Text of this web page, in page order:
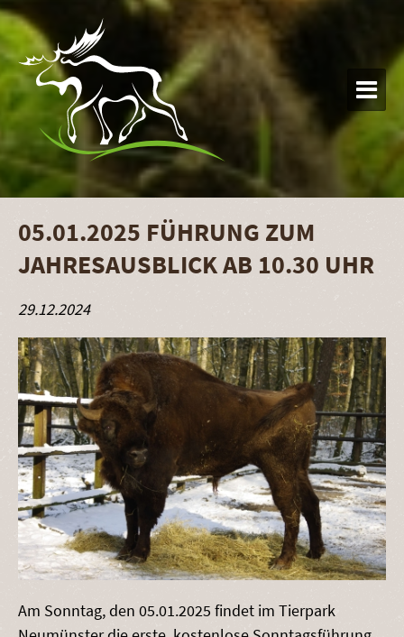

05.01.2025 FÜHRUNG ZUM
JAHRESAUSBLICK AB 10.30 UHR
29.12.2024
Am Sonntag, den 05.01.2025 findet im Tierpark